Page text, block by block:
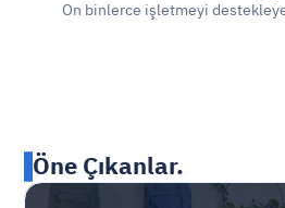
On binlerce işletmeyi
Öne Çıkanlar.